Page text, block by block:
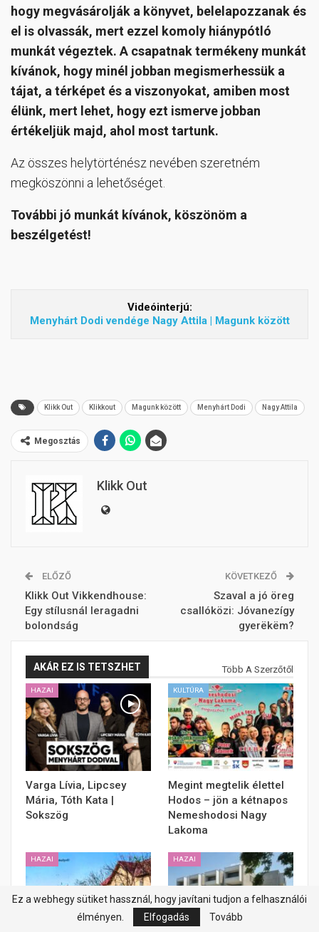
hogy megvásárolják a könyvet, belelapozzanak és
el is olvassák, mert ezzel komoly hiánypótló
munkát végeztek. A csapatnak termékeny munkát
kívánok, hogy minél jobban megismerhessük a
tájat, a térképet és a viszonyokat, amiben most
élünk, mert lehet, hogy ezt ismerve jobban
értékeljük majd, ahol most tartunk.
Az összes helytörténész nevében szeretném
megköszönni a lehetőséget.
További jó munkát kívánok, köszönöm a
beszélgetést!
Videóinterjú:
Menyhárt Dodi vendége Nagy Attila | Magunk között
Klikk Out Klikkout Magunk között Menyhárt Dodi Nagy Attila
Megosztás
Klikk Out
ELŐZŐ
Klikk Out Vikkendhouse:
Egy stílusnál leragadni
bolondság
KÖVETKEZŐ
Szaval a jó öreg
csallóközi: Jóvanezígy
gyerëkëm?
AKÁR EZ IS TETSZHET Több A Szerzőtől
HAZAI
Varga Lívia, Lipcsey
Mária, Tóth Kata |
Sokszög
KULTÚRA
Megint megtelik élettel
Hodos – jön a kétnapos
Nemeshodosi Nagy
Lakoma
HAZAI HAZAI
Ez a webhegy sütiket hassznál, hogy javítani tudjon a felhasználói
élményen.
Elfogadás Tovább